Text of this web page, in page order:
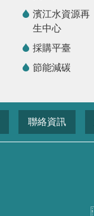
濱江水資源再
生中心
採購平臺
節能減碳
聯絡資訊